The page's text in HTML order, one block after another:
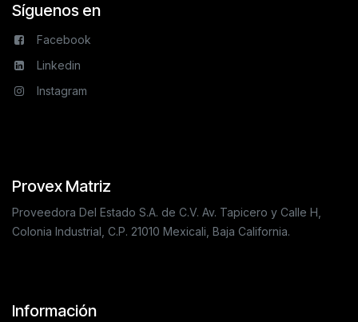
Síguenos en
Facebook
Linkedin
Instagram
Provex Matriz
Proveedora Del Estado S.A. de C.V. Av. Tapicero y Calle H,
Colonia Industrial, C.P. 21010 Mexicali, Baja California.
Información